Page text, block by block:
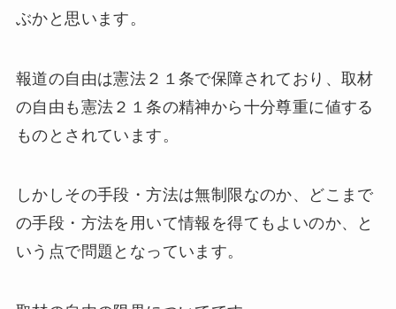
ぶかと思います。
報道の自由は憲法２１条で保障されており、取材
の自由も憲法２１条の精神から十分尊重に値する
ものとされています。
しかしその手段・方法は無制限なのか、どこまで
の手段・方法を用いて情報を得てもよいのか、と
いう点で問題となっています。